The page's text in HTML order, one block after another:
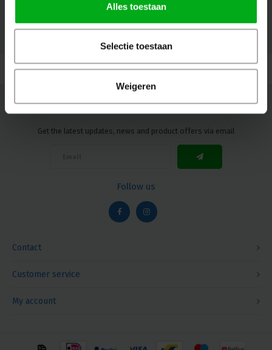
Alles toestaan
Selectie toestaan
Weigeren
© Copyright 2026 Megalight sa/nv - Theme by
Contact
Get the latest updates, news and product offers via email
Follow us
Customer service
My account